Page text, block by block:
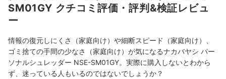
SM01GY クチコミ評価・評判&検証レビュ
ー
情報の復元しにくさ（家庭向け）や細断スピード（家庭向け）、
ゴミ捨ての手間の少なさ（家庭向け）が気になるナカバヤシ パー
ソナルシュレッダー NSE-SM01GY。実際に購入しないとわから
ず、迷っている人もいるのではないでしょうか？